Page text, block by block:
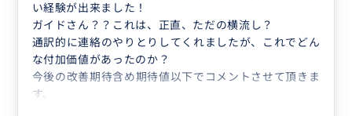
い経験が出来ました！
ガイドさん？？これは、正直、ただの横流し？
通訳的に連絡のやりとりしてくれましたが、これでどん
な付加価値があったのか？
今後の改善期待含め期待値以下でコメントさせて頂きま
す。